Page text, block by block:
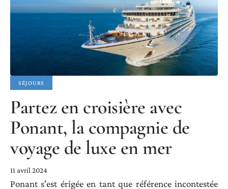
SÉJOURS
Partez en croisière avec
Ponant, la compagnie de
voyage de luxe en mer
11 avril 2024
Ponant s’est érigée en tant que référence incontestée